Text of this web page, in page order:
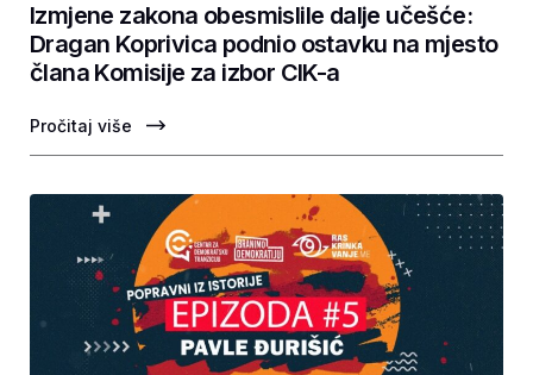
Izmjene zakona obesmislile dalje učešće:
Dragan Koprivica podnio ostavku na mjesto
člana Komisije za izbor CIK-a
Pročitaj više